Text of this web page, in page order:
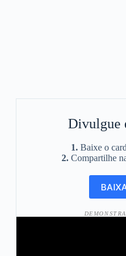
Divulgue
1. Baixe o
2. Compartilhe